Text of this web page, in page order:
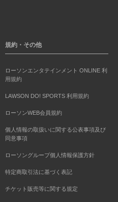
規約・その他
ローソンエンタテインメント ONLINE 利
用規約
LAWSON DO! SPORTS 利用規約
ローソンWEB会員規約
個人情報の取扱いに関する公表事項及び
同意事項
ローソングループ個人情報保護方針
特定商取引法に基づく表記
チケット販売等に関する規定